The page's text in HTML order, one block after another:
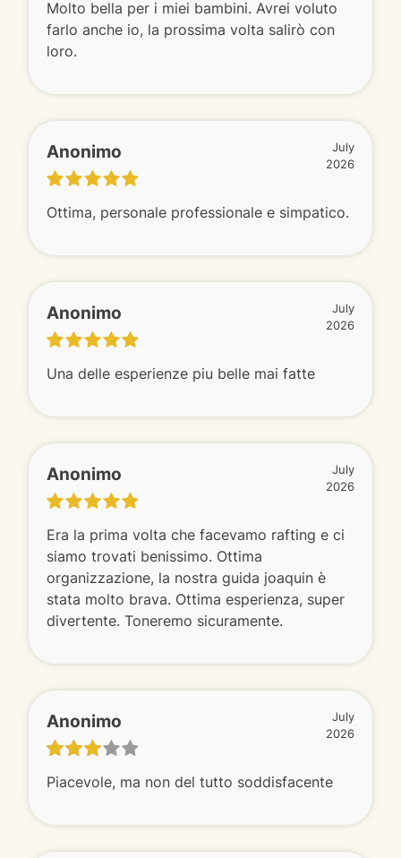
Molto bella per i miei bambini. Avrei voluto
farlo anche io, la prossima volta salirò con
loro.
Anonimo
July
2026
Ottima, personale professionale e simpatico.
Anonimo
July
2026
Una delle esperienze piu belle mai fatte
Anonimo
July
2026
Era la prima volta che facevamo rafting e ci
siamo trovati benissimo. Ottima
organizzazione, la nostra guida joaquin è
stata molto brava. Ottima esperienza, super
divertente. Toneremo sicuramente.
Anonimo
July
2026
Piacevole, ma non del tutto soddisfacente